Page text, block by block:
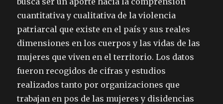
cuantitativa y cualitativa de la violencia
patriarcal que existe en el país y sus reales
dimensiones en los cuerpos y las vidas de las
mujeres que viven en el territorio. Los datos
fueron recogidos de cifras y estudios
realizados tanto por organizaciones que
trabajan en pos de las mujeres y disidencias